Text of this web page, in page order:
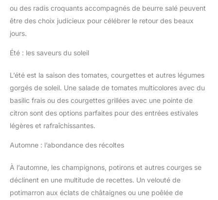
ou des radis croquants accompagnés de beurre salé peuvent
être des choix judicieux pour célébrer le retour des beaux
jours.
Été : les saveurs du soleil
L’été est la saison des tomates, courgettes et autres légumes
gorgés de soleil. Une salade de tomates multicolores avec du
basilic frais ou des courgettes grillées avec une pointe de
citron sont des options parfaites pour des entrées estivales
légères et rafraîchissantes.
Automne : l’abondance des récoltes
À l’automne, les champignons, potirons et autres courges se
déclinent en une multitude de recettes. Un velouté de
potimarron aux éclats de châtaignes ou une poêlée de